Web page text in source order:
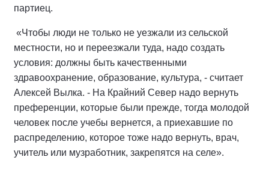
партиец.
«Чтобы люди не только не уезжали из сельской
местности, но и переезжали туда, надо создать
условия: должны быть качественными
здравоохранение, образование, культура, - считает
Алексей Вылка. - На Крайний Север надо вернуть
преференции, которые были прежде, тогда молодой
человек после учебы вернется, а приехавшие по
распределению, которое тоже надо вернуть, врач,
учитель или музработник, закрепятся на селе».